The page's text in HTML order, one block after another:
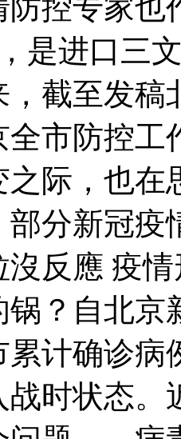
控专家也
是进口三
截至发稿
市防控工
之际，也
分新冠疫
反應 疫
？自北京
计确诊病
时状态。